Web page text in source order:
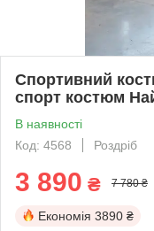
Спортивний
спорт костюм
В наявності
Код: 4568
Роздріб
3 890 ₴ 7 780 ₴
Економія 3890 ₴